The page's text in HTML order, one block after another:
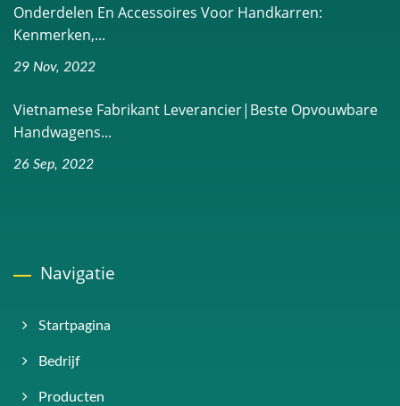
Onderdelen En Accessoires Voor Handkarren:
Kenmerken,...
29 Nov, 2022
Vietnamese Fabrikant Leverancier|Beste Opvouwbare
Handwagens...
26 Sep, 2022
Navigatie
Startpagina
Bedrijf
Producten